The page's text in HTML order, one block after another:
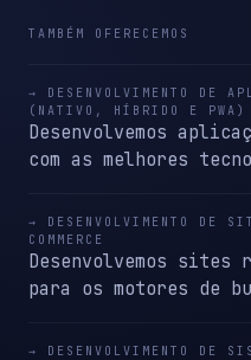
TAMBÉM OFERECEMOS
→ DESENVOLVIMENTO DE
(NATIVO, HÍBRIDO E PWA)
Desenvolvemos
com as melhores
→ DESENVOLVIMENTO DE
COMMERCE
Desenvolvemos sites
para os motores de
→ DESENVOLVIMENTO DE